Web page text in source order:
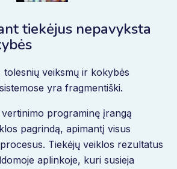
tiekėjus nepavyksta
tolesnių veiksmų ir kokybės
yra fragmentiški.
programinę įrangą
pagrindą, apimantį visus
Tiekėjų veiklos rezultatus
aplinkoje, kuri susieja